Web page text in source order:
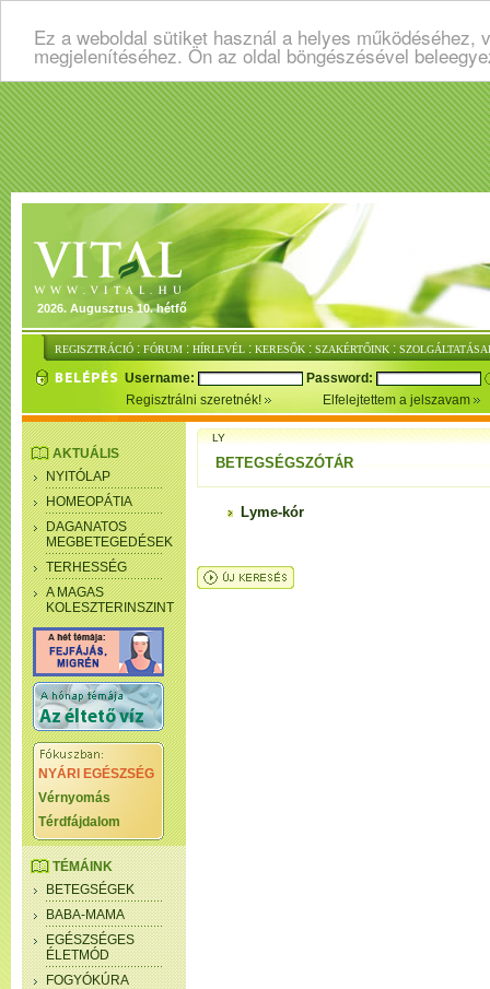
Ez a weboldal sütiket használ a helyes
megjelenítéséhez. Ön az oldal böngészésével
2026. Augusztus 10. hétfő
REGISZTRÁCIÓ : FÓRUM : HÍRLEVÉL : KERESŐK : SZAKÉRTŐINK :
Username:
Password:
Regisztrálni szeretnék!
Elfelejtettem a jelszavam
AKTUÁLIS
NYITÓLAP
HOMEOPÁTIA
DAGANATOS
MEGBETEGEDÉSEK
TERHESSÉG
A MAGAS
KOLESZTERINSZINT
NYÁRI EGÉSZSÉG
Vérnyomás
Térdfájdalom
TÉMÁINK
BETEGSÉGEK
BABA-MAMA
EGÉSZSÉGES
ÉLETMÓD
FOGYÓKÚRA
LY
BETEGSÉGSZÓTÁR
Lyme-kór